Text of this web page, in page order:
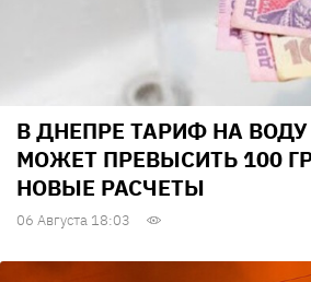
В ДНЕПРЕ ТАРИФ НА ВОДУ
МОЖЕТ ПРЕВЫСИТЬ 100
НОВЫЕ РАСЧЕТЫ
06 Августа 18:03